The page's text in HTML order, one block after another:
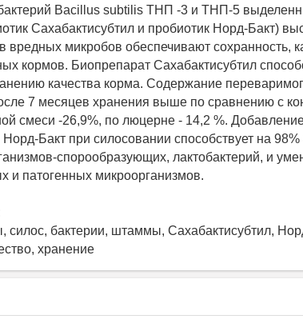
Bacillus subtilis ТНП -3 и ТНП-5
Сахабактисубтил и пробиотик Норд-Бакт)
вредных микробов обеспечивают сохранность,
кормов. Биопрепарат Сахабактисубтил
качества корма. Содержание
7 месяцев хранения выше по сравнению с
смеси -26,9%, по люцерне - 14,2 %.
Бакт при силосовании способствует на
спорообразующих, лактобактерий, и
и патогенных микроорганизмов.
силос, бактерии, штаммы, Сахабактисубтил,
хранение